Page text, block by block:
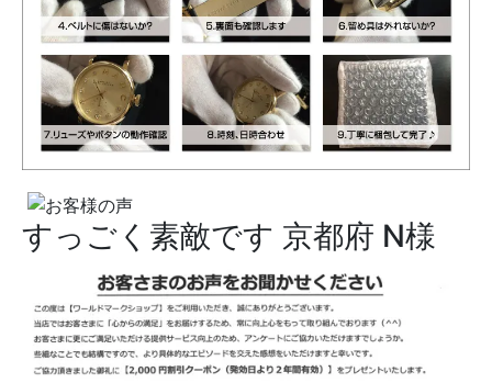
すっごく素敵です 京都府 N様